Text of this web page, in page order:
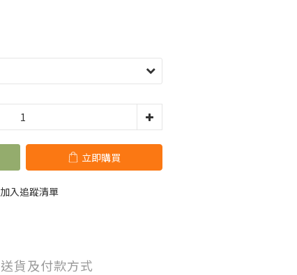
立即購買
加入追蹤清單
送貨及付款方式